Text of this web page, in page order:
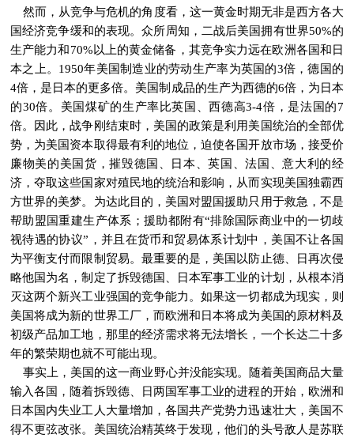
然而，从竞争与危机的角度看，这一黄金时期无非是西方各大
国经济竞争缓和的表现。众所周知，二战后美国拥有世界50%的
生产能力和70%以上的黄金储备，其竞争实力远在欧洲各国和日
本之上。1950年美国制造业的劳动生产率为英国的3倍，德国的
4倍，是日本的更多倍。美国制成品的生产为西德的6倍，为日本
的30倍。美国煤矿的生产率比英国、西德高3-4倍，是法国的7
倍。因此，战争刚结束时，美国的政策是利用美国统治的全部优
势，为美国资本取得最有利的地位，迫使各国开放市场，接受价
廉物美的美国货，摧毁德国、日本、英国、法国、意大利的经
济，夺取这些国家对殖民地的统治和影响，从而实现美国独霸西
方世界的美梦。为达此目的，美国对盟国援助只用于救急，不是
帮助盟国重建生产体系；援助都附有“排除国际商业中的一切歧
视待遇的协议”，并且在货币和贸易体系计划中，美国不让各国
为平衡支付而限制贸易。最重要的是，美国以防止德、日再次侵
略他国为名，制定了拆毁德国、日本军事工业的计划，从根本消
灭这两个新兴工业强国的竞争能力。如果这一切都成为现实，则
美国将成为新的世界工厂，而欧洲和日本将成为美国的原材料及
初级产品加工地，那里的经济需求将无法增长，一个长达二十多
年的繁荣期也就不可能出现。
事实上，美国的这一商业野心并没能实现。随着美国商品大量
输入各国，随着拆毁德、日两国军事工业的进程的开始，欧洲和
日本国内失业工人大量增加，各国共产党势力迅速壮大，美国不
得不更弦改张。美国统治精英终于发现，他们的头号敌人是苏联